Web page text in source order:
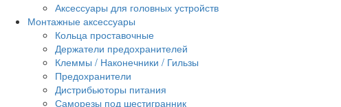
Аксессуары для головных устройств
Монтажные аксессуары
Кольца проставочные
Держатели предохранителей
Клеммы / Наконечники / Гильзы
Предохранители
Дистрибьюторы питания
Саморезы под шестигранник